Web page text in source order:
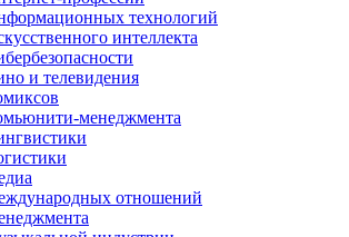
технологий
интеллекта
и телевидения
менеджмента
отношений